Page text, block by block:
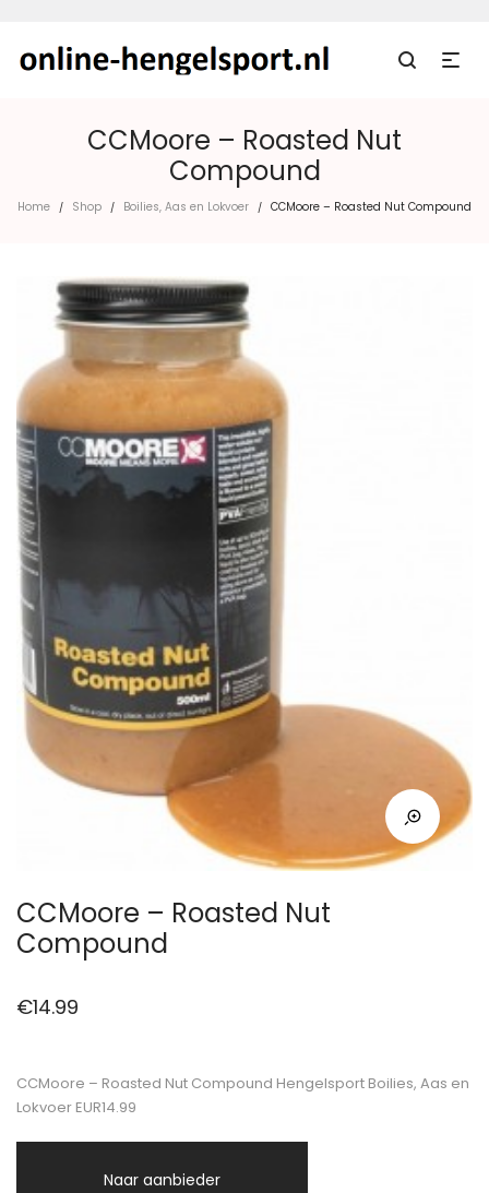
CCMoore – Roasted Nut
Compound
Home / Shop / Boilies, Aas en Lokvoer / CCMoore – Roasted Nut Compound
CCMoore – Roasted Nut
Compound
€14.99
CCMoore – Roasted Nut Compound Hengelsport Boilies, Aas en
Lokvoer EUR14.99
Naar aanbieder